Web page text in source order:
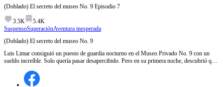
(Doblado) El secreto del museo No. 9 Episodio 7
3.5K
5.4K
SuspensoSuperaciónAventura inesperada
(Doblado) El secreto del museo No. 9
Luis Limar consiguió un puesto de guardia nocturno en el Museo Privado No. 9 con un
sueldo increíble. Solo quería pasar desapercibido. Pero en su primera noche, descubrió que
cerrar la última grieta, un poder ancestral fluyó en su cuerpo. Sin saberlo, evitó una crisis de
Nivel S. Así nació el guardián de la leyenda urbana.